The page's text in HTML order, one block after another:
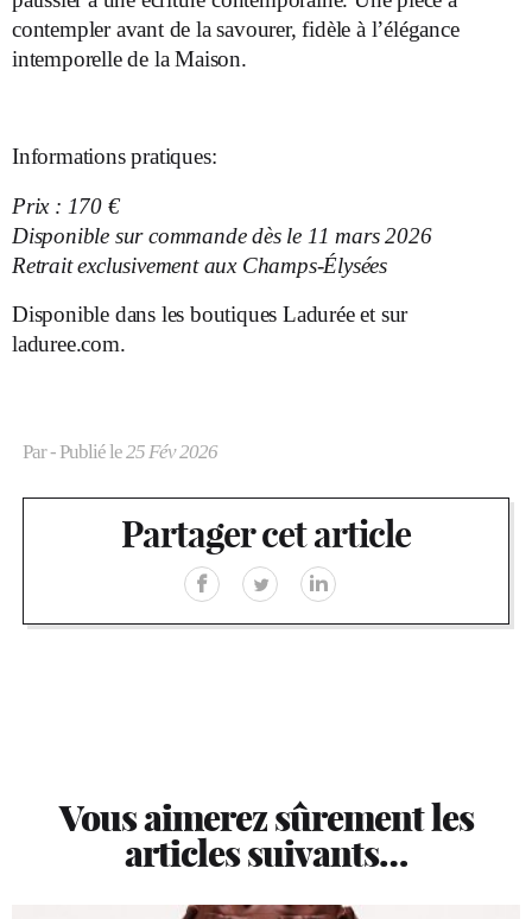
contempler avant de la savourer, fidèle à l’élégance
intemporelle de la Maison.
Informations pratiques:
Prix : 170 €
Disponible sur commande dès le 11 mars 2026
Retrait exclusivement aux Champs-Élysées
Disponible dans les boutiquesLaduréeet sur
laduree.com.
Par- Publié le25 Fév 2026
Partager cet article
Vous aimerez sûrement les
articles suivants…